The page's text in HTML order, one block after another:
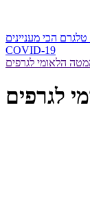
הכי מעניינים
COVID-19
הלאומי לגרפים
לגרפים